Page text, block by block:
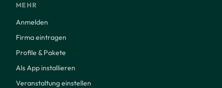
MEHR
Anmelden
Firma eintragen
Profile & Pakete
Als App installieren
Veranstaltung einstellen